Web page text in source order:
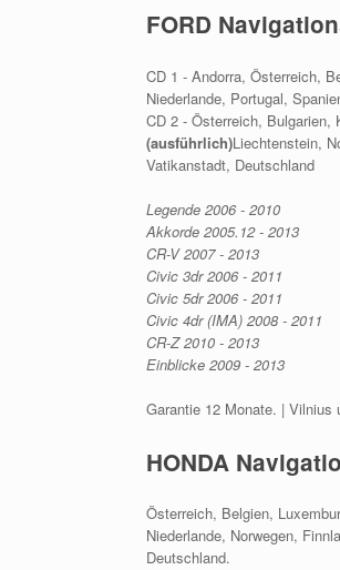
FORD
CD 1 - Andorra, Österreich,
Niederlande, Portugal,
CD 2 - Österreich, Bulgarien,
(ausführlich)Liechtenstein,
Vatikanstadt, Deutschland
Legende 2006 - 2010
Akkorde 2005.12 - 2013
CR-V 2007 - 2013
Civic 3dr 2006 - 2011
Civic 5dr 2006 - 2011
Civic 4dr (IMA) 2008 - 2011
CR-Z 2010 - 2013
Einblicke 2009 - 2013
Garantie 12 Monate. | Vilnius
HONDA
Österreich, Belgien,
Niederlande, Norwegen,
Deutschland.